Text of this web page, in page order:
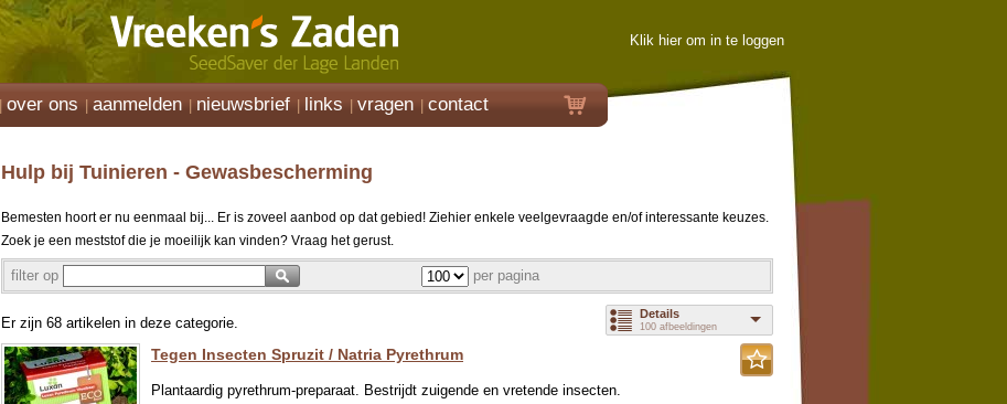
Klik hier om in te loggen
over ons aanmelden nieuwsbrief links vragen contact
Hulp bij Tuinieren - Gewasbescherming
Bemesten hoort er nu eenmaal bij... Er is zoveel aanbod op dat gebied! Ziehier enkele veelgevraagde en/of interessante keuzes.
Zoek je een meststof die je moeilijk kan vinden? Vraag het gerust.
filter op per pagina
Details
100 afbeeldingen
Er zijn 68 artikelen in deze categorie.
Tegen Insecten Spruzit / Natria Pyrethrum
Plantaardig pyrethrum-preparaat. Bestrijdt zuigende en vretende insecten.